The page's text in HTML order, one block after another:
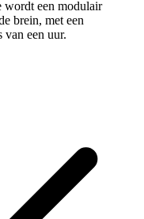
wordt een modulair
brein, met een
van een uur.